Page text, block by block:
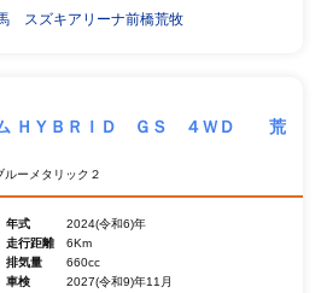
スズキアリーナ前橋荒牧
ム ＨＹＢＲＩＤ ＧＳ ４ＷＤ 荒
ーメタリック２
年式
2024(令和6)年
走行距離
6Km
排気量
660cc
車検
2027(令和9)年11月